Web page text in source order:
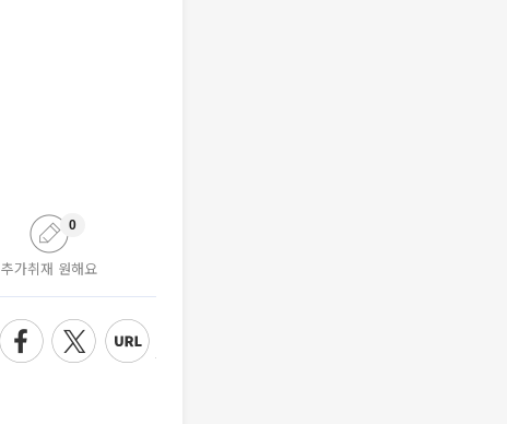
추가취재 원해요
0